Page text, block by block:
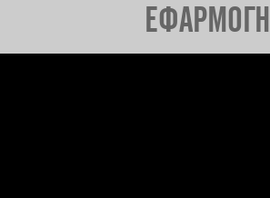
ΕΦΑΡΜΟΓΗ